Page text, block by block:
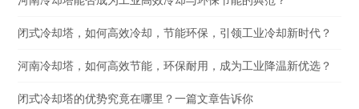
闭式冷却塔，如何高效冷却，节能环保，引领工业冷却新时代？
河南冷却塔，如何高效节能，环保耐用，成为工业降温新优选？
闭式冷却塔的优势究竟在哪里？一篇文章告诉你